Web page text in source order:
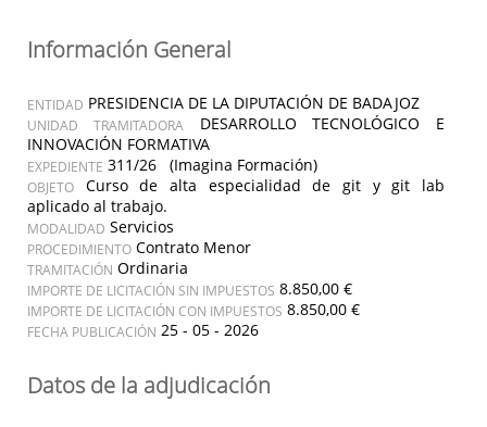
Información General
ENTIDAD PRESIDENCIA DE LA DIPUTACIÓN DE BADAJOZ
UNIDAD TRAMITADORA
DESARROLLO TECNOLÓGICO E
INNOVACIÓN FORMATIVA
EXPEDIENTE 311/26 (Imagina Formación)
OBJETO
Curso de alta especialidad de git y git lab
aplicado al trabajo.
MODALIDAD Servicios
PROCEDIMIENTO Contrato Menor
TRAMITACIÓN Ordinaria
IMPORTE DE LICITACIÓN SIN IMPUESTOS 8.850,00 €
IMPORTE DE LICITACIÓN CON IMPUESTOS 8.850,00 €
FECHA PUBLICACIÓN 25 - 05 - 2026
Datos de la adjudicación